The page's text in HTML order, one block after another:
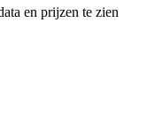
en prijzen te zien